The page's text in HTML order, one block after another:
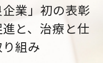
企業」初の表彰
と、治療と仕
組み